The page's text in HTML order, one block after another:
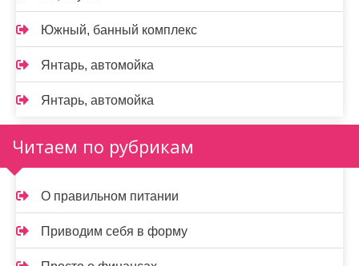
Южный, банный комплекс
Янтарь, автомойка
Янтарь, автомойка
Читаем по рубрикам
О правильном питании
Приводим себя в форму